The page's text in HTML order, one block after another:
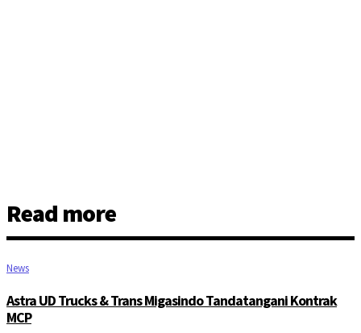
Read more
News
Astra UD Trucks & Trans Migasindo Tandatangani Kontrak
MCP